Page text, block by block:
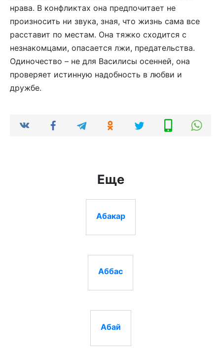
нрава. В конфликтах она предпочитает не
произносить ни звука, зная, что жизнь сама все
расставит по местам. Она тяжко сходится с
незнакомцами, опасается лжи, предательства.
Одиночество – не для Василисы осенней, она
проверяет истинную надобность в любви и
дружбе.
Еще
Абакар
Аббас
Абай